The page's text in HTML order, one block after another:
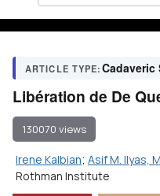
ARTICLE TYPE:Cadaveric
Libération de De
130070 views
Irene Kalbian; Asif M. Ilyas,
Rothman Institute